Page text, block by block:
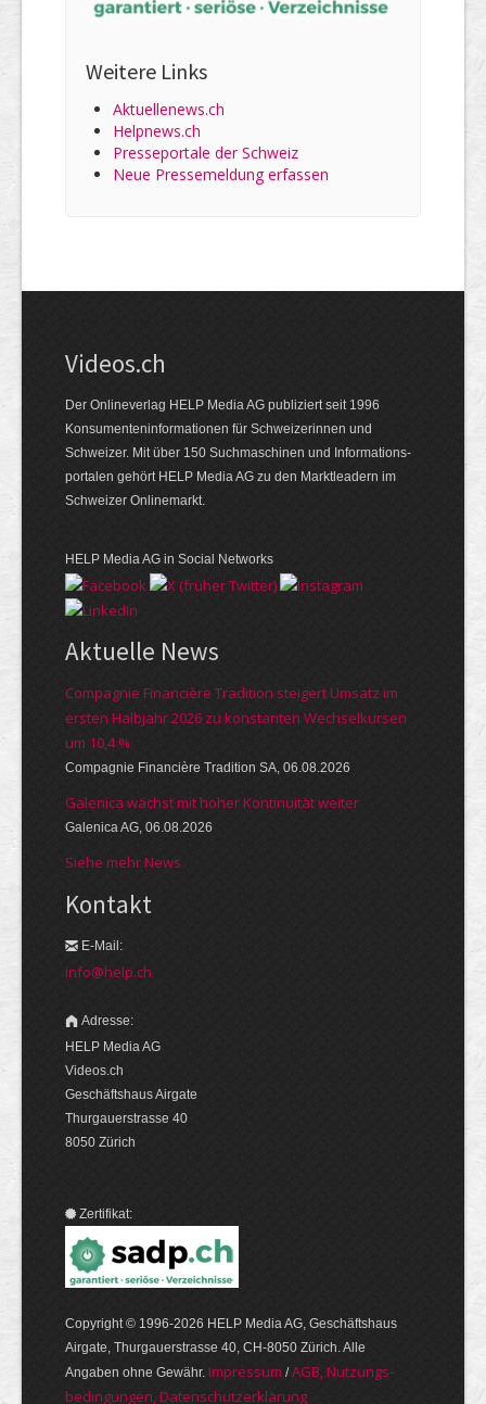
Weitere Links
Aktuellenews.ch
Helpnews.ch
Presseportale der Schweiz
Neue Pressemeldung erfassen
Videos.ch
Der Onlineverlag HELP Media AG publiziert seit 1996
Konsumenten­informationen für Schweizerinnen und
Schweizer. Mit über 150 Suchmaschinen und Informations­
portalen gehört HELP Media AG zu den Marktleadern im
Schweizer Onlinemarkt.
HELP Media AG in Social Networks
Aktuelle News
Compagnie Financière Tradition steigert Umsatz im
ersten Halbjahr 2026 zu konstanten Wechselkursen
um 10,4 %
Compagnie Financière Tradition SA, 06.08.2026
Galenica wächst mit hoher Kontinuität weiter
Galenica AG, 06.08.2026
Siehe mehr News
Kontakt
E-Mail:
info@help.ch
Adresse:
HELP Media AG
Videos.ch
Geschäftshaus Airgate
Thurgauerstrasse 40
8050 Zürich
Zertifikat:
Copyright © 1996-2026 HELP Media AG, Geschäftshaus
Airgate, Thurgauer­strasse 40, CH-8050 Zürich. Alle
Angaben ohne Gewähr. Im­pres­sum /AGB, Nut­zungs­
bedin­gungen, Daten­schutz­er­klärung